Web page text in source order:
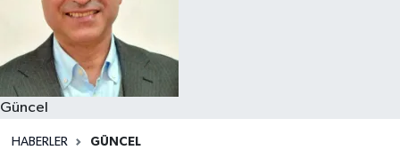
Güncel
HABERLER GÜNCEL